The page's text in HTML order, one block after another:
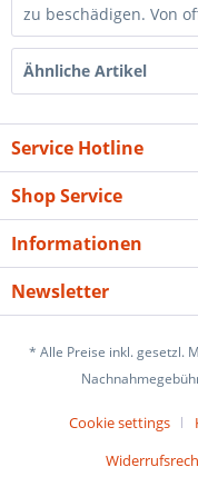
zu beschädigen. Von
Ähnliche Artikel
Service Hotline
Shop Service
Informationen
Newsletter
* Alle Preise inkl. gesetzl.
Cookie settings